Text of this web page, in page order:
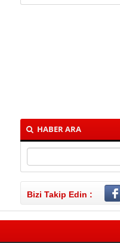
HABER ARA
Bizi Takip Edin :